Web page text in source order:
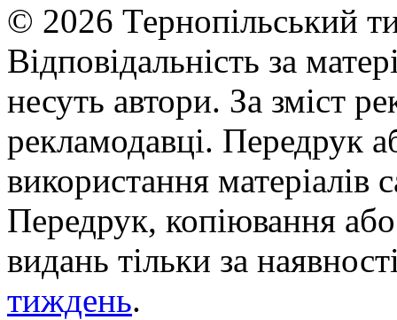
© 2026 Тернопільський
Відповідальність за
несуть автори. За зміст
рекламодавці. Передрук
використання матеріалів
Передрук, копіювання
видань тільки за
тиждень.